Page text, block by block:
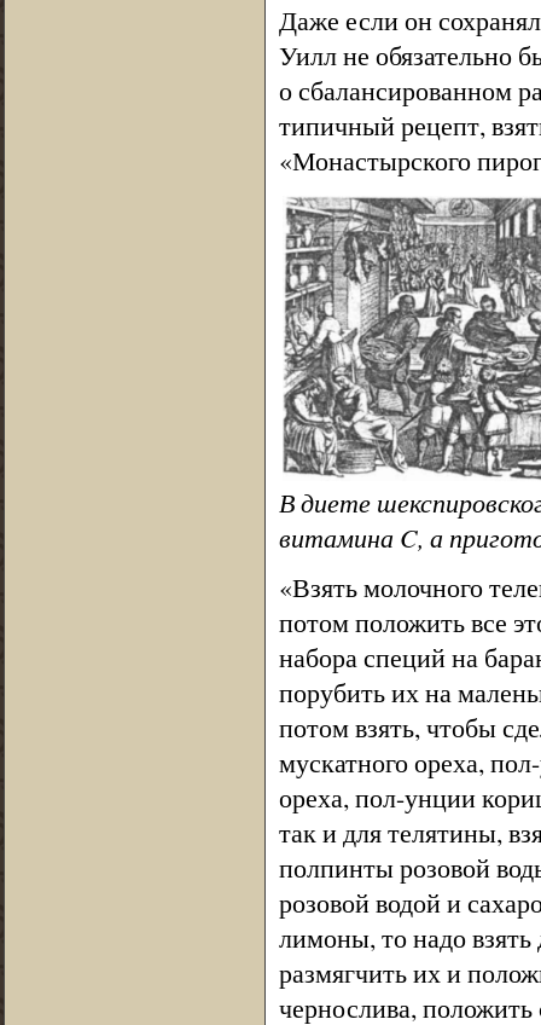
Даже если он
Уилл не обязательно
о сбалансированном
типичный рецепт,
«Монастырского
В диете
витамина C, а
«Взять молочного
потом положить все
набора специй на
порубить их на
потом взять, чтобы
мускатного ореха,
ореха, пол-унции
так и для телятины,
полпинты розовой
розовой водой и
лимоны, то надо взять
размягчить их и
чернослива,